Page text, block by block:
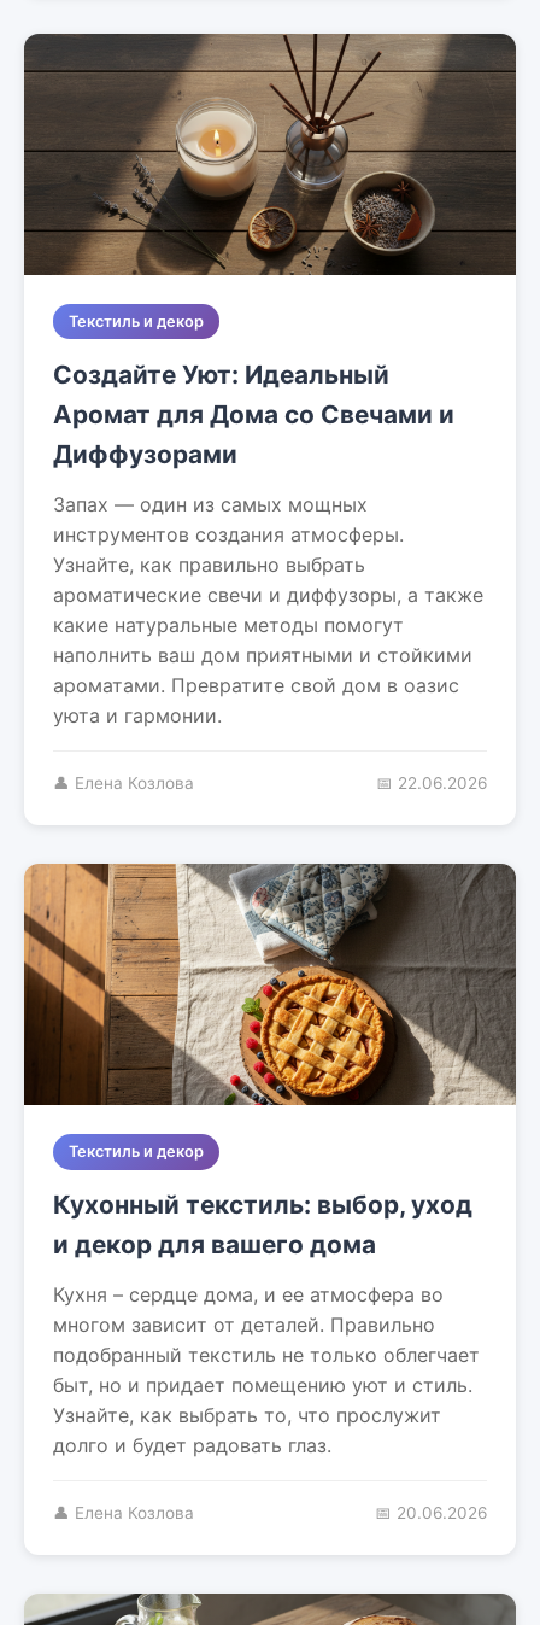
Текстиль и декор
Создайте Уют: Идеальный
Аромат для Дома со Свечами и
Диффузорами
Запах — один из самых мощных
инструментов создания атмосферы.
Узнайте, как правильно выбрать
ароматические свечи и диффузоры, а также
какие натуральные методы помогут
наполнить ваш дом приятными и стойкими
ароматами. Превратите свой дом в оазис
уюта и гармонии.
👤 Елена Козлова 📅 22.06.2026
Текстиль и декор
Кухонный текстиль: выбор, уход
и декор для вашего дома
Кухня – сердце дома, и ее атмосфера во
многом зависит от деталей. Правильно
подобранный текстиль не только облегчает
быт, но и придает помещению уют и стиль.
Узнайте, как выбрать то, что прослужит
долго и будет радовать глаз.
👤 Елена Козлова 📅 20.06.2026